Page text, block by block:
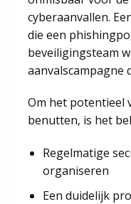
cyberaanvallen.
die een
beveiligingsteam
aanvalscampagne
Om het potentieel
benutten, is het
Regelmatige
organiseren
Een duidelijk